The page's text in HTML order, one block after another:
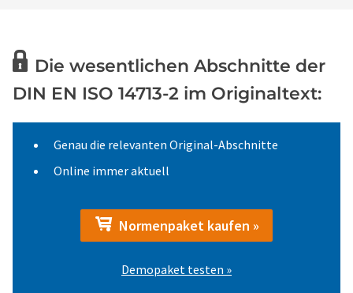
Die wesentlichen Abschnitte der
DIN EN ISO 14713-2 im Originaltext:
Genau die relevanten Original-Abschnitte
Online immer aktuell
Normenpaket kaufen »
Demopaket testen »